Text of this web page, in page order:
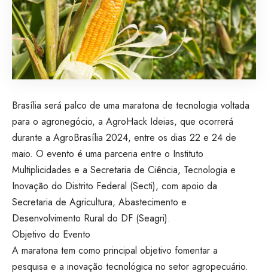
Brasília será palco de uma maratona de tecnologia voltada
para o agronegócio, a AgroHack Ideias, que ocorrerá
durante a AgroBrasília 2024, entre os dias 22 e 24 de
maio. O evento é uma parceria entre o Instituto
Multiplicidades e a Secretaria de Ciência, Tecnologia e
Inovação do Distrito Federal (Secti), com apoio da
Secretaria de Agricultura, Abastecimento e
Desenvolvimento Rural do DF (Seagri).
Objetivo do Evento
A maratona tem como principal objetivo fomentar a
pesquisa e a inovação tecnológica no setor agropecuário.